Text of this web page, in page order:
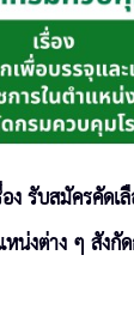
ง รับสมัครคัดเ
น่งต่าง ๆ สังกั